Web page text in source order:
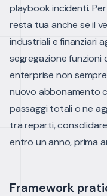
playbook incidenti.
resta tua anche se il
industriali e finanziari
segregazione funzioni
enterprise non
nuovo abbonamento
passaggi totali o ne
tra reparti,
entro un anno, prima
Framework